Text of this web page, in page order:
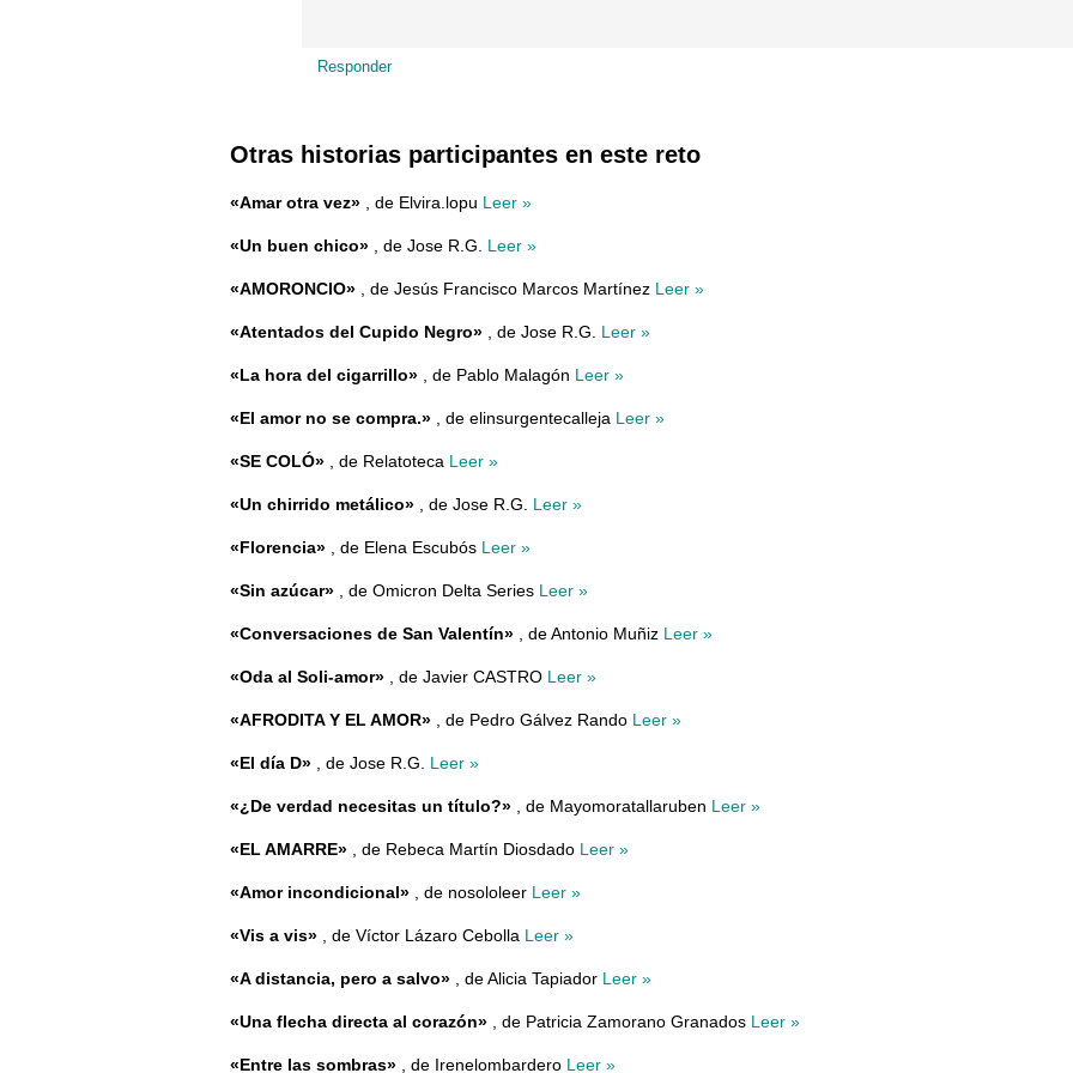
Responder
Otras historias participantes en este reto
«Amar otra vez» , de Elvira.lopu Leer »
«Un buen chico» , de Jose R.G. Leer »
«AMORONCIO» , de Jesús Francisco Marcos Martínez Leer »
«Atentados del Cupido Negro» , de Jose R.G. Leer »
«La hora del cigarrillo» , de Pablo Malagón Leer »
«El amor no se compra.» , de elinsurgentecalleja Leer »
«SE COLÓ» , de Relatoteca Leer »
«Un chirrido metálico» , de Jose R.G. Leer »
«Florencia» , de Elena Escubós Leer »
«Sin azúcar» , de Omicron Delta Series Leer »
«Conversaciones de San Valentín» , de Antonio Muñiz Leer »
«Oda al Soli-amor» , de Javier CASTRO Leer »
«AFRODITA Y EL AMOR» , de Pedro Gálvez Rando Leer »
«El día D» , de Jose R.G. Leer »
«¿De verdad necesitas un título?» , de Mayomoratallaruben Leer »
«EL AMARRE» , de Rebeca Martín Diosdado Leer »
«Amor incondicional» , de nosololeer Leer »
«Vis a vis» , de Víctor Lázaro Cebolla Leer »
«A distancia, pero a salvo» , de Alicia Tapiador Leer »
«Una flecha directa al corazón» , de Patricia Zamorano Granados Leer »
«Entre las sombras» , de Irenelombardero Leer »